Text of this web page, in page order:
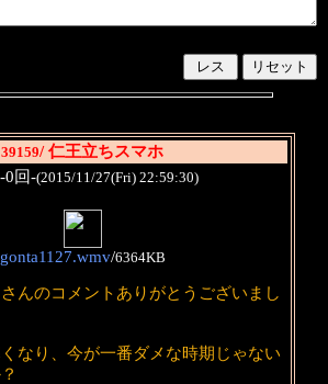
39159/ 仁王立ちスマホ
0回-(2015/11/27(Fri) 22:59:30)
gonta1127.wmv/6364KB
んのコメントありがとうございまし
なり、今が一番ダメな時期じゃない